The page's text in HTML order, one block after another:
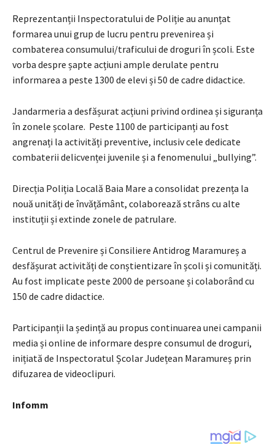
Reprezentanții Inspectoratului de Poliție au anunțat
formarea unui grup de lucru pentru prevenirea și
combaterea consumului/traficului de droguri în școli. Este
vorba despre șapte acțiuni ample derulate pentru
informarea a peste 1300 de elevi și 50 de cadre didactice.
Jandarmeria a desfășurat acțiuni privind ordinea și siguranța
în zonele școlare. Peste 1100 de participanți au fost
angrenați la activități preventive, inclusiv cele dedicate
combaterii delicvenței juvenile și a fenomenului „bullying”.
Direcția Poliția Locală Baia Mare a consolidat prezența la
nouă unități de învățământ, colaborează strâns cu alte
instituții și extinde zonele de patrulare.
Centrul de Prevenire și Consiliere Antidrog Maramureș a
desfășurat activități de conștientizare în școli și comunități.
Au fost implicate peste 2000 de persoane și colaborând cu
150 de cadre didactice.
Participanții la ședință au propus continuarea unei campanii
media și online de informare despre consumul de droguri,
inițiată de Inspectoratul Școlar Județean Maramureș prin
difuzarea de videoclipuri.
Infomm